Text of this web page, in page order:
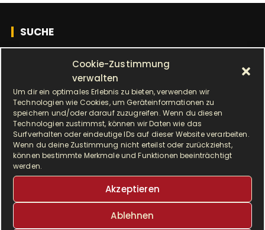
Cookie-Zustimmung
verwalten
Um dir ein optimales Erlebnis zu bieten, verwenden wir
Technologien wie Cookies, um Geräteinformationen zu
speichern und/oder darauf zuzugreifen. Wenn du diesen
Technologien zustimmst, können wir Daten wie das
Surfverhalten oder eindeutige IDs auf dieser Website verarbeiten.
Wenn du deine Zustimmung nicht erteilst oder zurückziehst,
können bestimmte Merkmale und Funktionen beeinträchtigt
werden.
Akzeptieren
Ablehnen
SUCHE
c
h
e
n
a
c
h
ALLE BEITRÄGE
A
l
b
Monat auswählen
SCHLAGWÖRTER
Alltagsküche